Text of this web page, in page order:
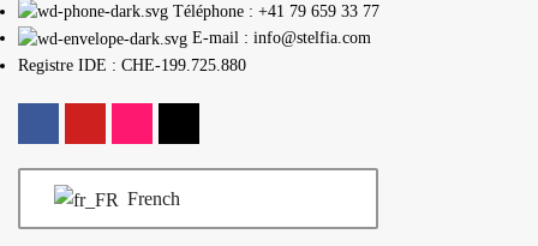
Téléphone : +41 79 659 33 77
E-mail : info@stelfia.com
Registre IDE : CHE-199.725.880
French